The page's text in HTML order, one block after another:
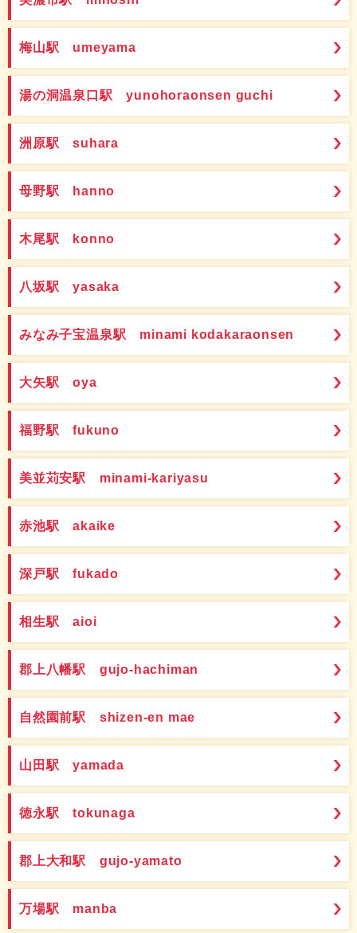
梅山駅 umeyama
湯の洞温泉口駅 yunohoraonsen guchi
洲原駅 suhara
母野駅 hanno
木尾駅 konno
八坂駅 yasaka
みなみ子宝温泉駅 minami kodakaraonsen
大矢駅 oya
福野駅 fukuno
美並苅安駅 minami-kariyasu
赤池駅 akaike
深戸駅 fukado
相生駅 aioi
郡上八幡駅 gujo-hachiman
自然園前駅 shizen-en mae
山田駅 yamada
徳永駅 tokunaga
郡上大和駅 gujo-yamato
万場駅 manba